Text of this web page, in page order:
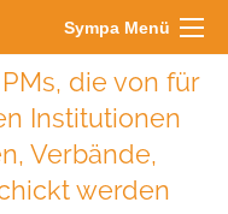
Sympa Menü
die von für
Institutionen
Verbände,
werden